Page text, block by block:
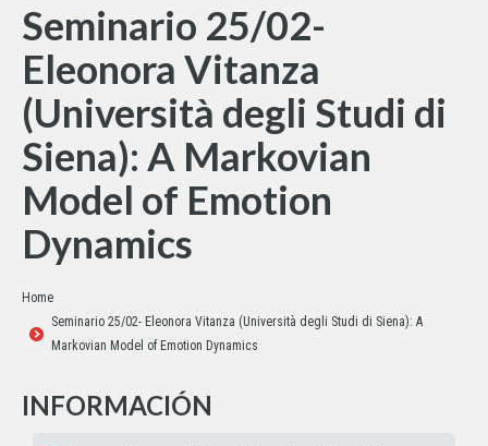
Seminario 25/02-
Eleonora Vitanza
(Università degli Studi di
Siena): A Markovian
Model of Emotion
Dynamics
Estás aquí:
Home
Seminario 25/02- Eleonora Vitanza (Università degli Studi di Siena): A
Markovian Model of Emotion Dynamics
INFORMACIÓN